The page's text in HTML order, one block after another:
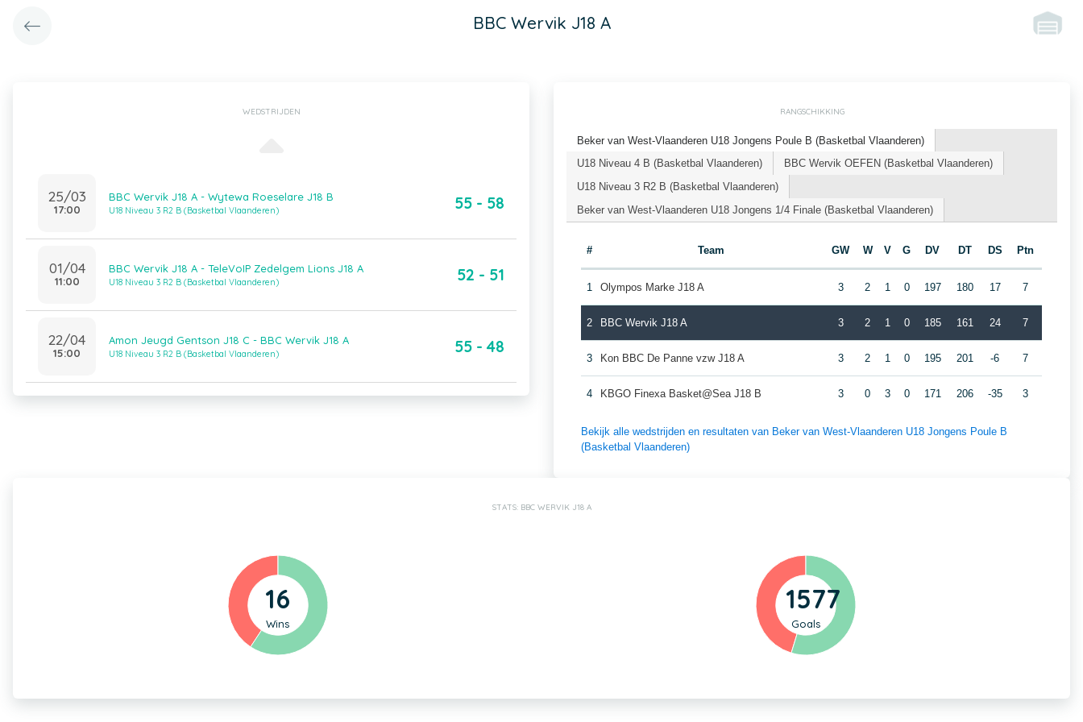
BBC Wervik J18 A
WEDSTRIJDEN
25/03
17:00
BBC Wervik J18 A - Wytewa Roeselare J18 B
U18 Niveau 3 R2 B (Basketbal Vlaanderen) 55 - 58
01/04
11:00
BBC Wervik J18 A - TeleVoIP Zedelgem Lions J18 A
U18 Niveau 3 R2 B (Basketbal Vlaanderen) 52 - 51
22/04
15:00
Amon Jeugd Gentson J18 C - BBC Wervik J18 A
U18 Niveau 3 R2 B (Basketbal Vlaanderen) 55 - 48
RANGSCHIKKING
Beker van West-Vlaanderen U18 Jongens Poule B (Basketbal Vlaanderen)
U18 Niveau 4 B (Basketbal Vlaanderen)
BBC Wervik OEFEN (Basketbal Vlaanderen)
U18 Niveau 3 R2 B (Basketbal Vlaanderen)
Beker van West-Vlaanderen U18 Jongens 1/4 Finale (Basketbal Vlaanderen)
# Team GW W V G DV DT DS Ptn
1 Olympos Marke J18 A 3 2 1 0 197 180 17 7
2 BBC Wervik J18 A 3 2 1 0 185 161 24 7
3 Kon BBC De Panne vzw J18 A 3 2 1 0 195 201 -6 7
4 KBGO Finexa Basket@Sea J18 B 3 0 3 0 171 206 -35 3
Bekijk alle wedstrijden en resultaten van Beker van West-Vlaanderen U18 Jongens Poule B
(Basketbal Vlaanderen)
STATS: BBC WERVIK J18 A
16
Wins
1577
Goals